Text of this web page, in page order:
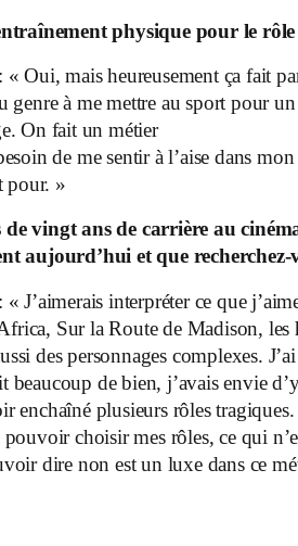
physique pour le rôle
: « Oui, mais heureusement ça fait
genre à me mettre au sport pour
On fait un métier
de me sentir à l’aise dans
pour. »
de vingt ans de carrière au
aujourd’hui etque recherchez-
: « J’aimerais interpréter ce que
Sur la Route de Madison, les
des personnages complexes.
beaucoup de bien, j’avais envie
enchaîné plusieurs rôles
pouvoir choisir mes rôles, ce qui
dire non est un luxe dans ce